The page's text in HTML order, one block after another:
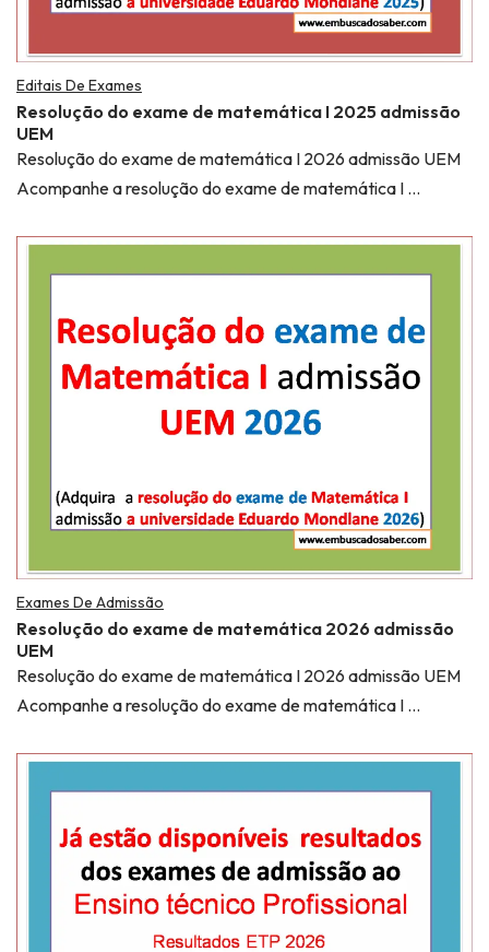
Editais De Exames
Resolução do exame de matemática I 2025 admissão
UEM
Resolução do exame de matemática I 2026 admissão UEM
Acompanhe a resolução do exame de matemática I …
Exames De Admissão
Resolução do exame de matemática 2026 admissão
UEM
Resolução do exame de matemática I 2026 admissão UEM
Acompanhe a resolução do exame de matemática I …